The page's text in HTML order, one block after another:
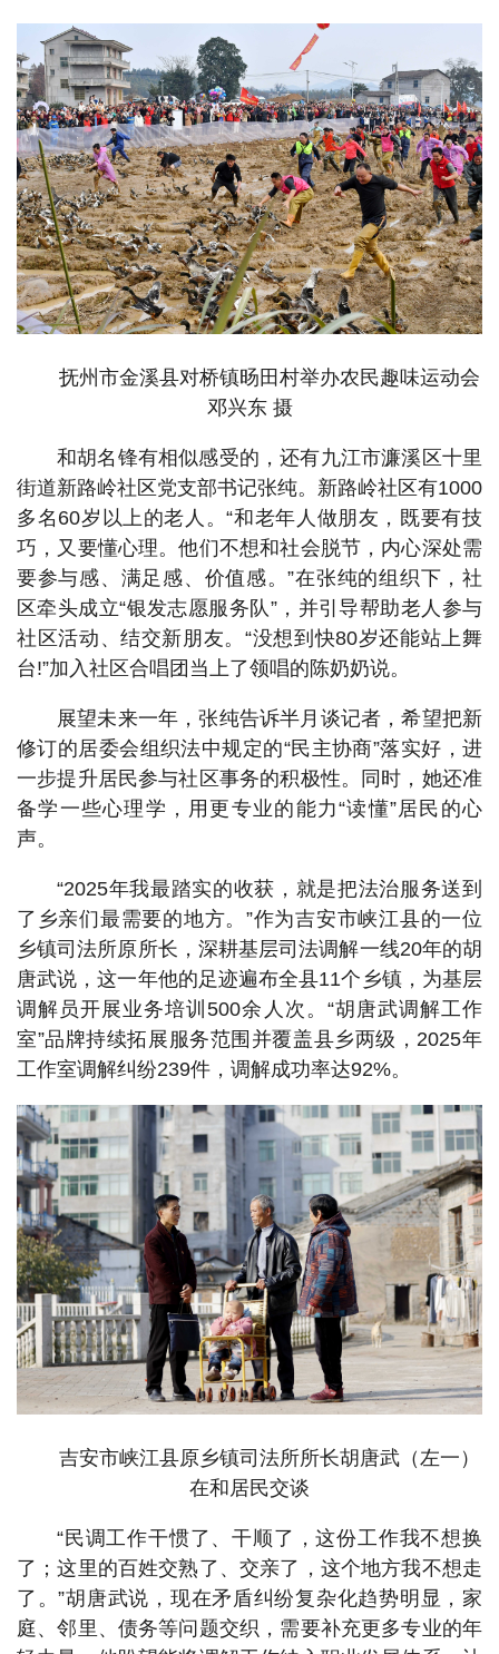
抚州市金溪县对桥镇旸田村举办农民趣味运动会
邓兴东 摄
和胡名锋有相似感受的，还有九江市濂溪区十里
街道新路岭社区党支部书记张纯。新路岭社区有1000
多名60岁以上的老人。“和老年人做朋友，既要有技
巧，又要懂心理。他们不想和社会脱节，内心深处需
要参与感、满足感、价值感。”在张纯的组织下，社
区牵头成立“银发志愿服务队”，并引导帮助老人参与
社区活动、结交新朋友。“没想到快80岁还能站上舞
台!”加入社区合唱团当上了领唱的陈奶奶说。
展望未来一年，张纯告诉半月谈记者，希望把新
修订的居委会组织法中规定的“民主协商”落实好，进
一步提升居民参与社区事务的积极性。同时，她还准
备学一些心理学，用更专业的能力“读懂”居民的心
声。
“2025年我最踏实的收获，就是把法治服务送到
了乡亲们最需要的地方。”作为吉安市峡江县的一位
乡镇司法所原所长，深耕基层司法调解一线20年的胡
唐武说，这一年他的足迹遍布全县11个乡镇，为基层
调解员开展业务培训500余人次。“胡唐武调解工作
室”品牌持续拓展服务范围并覆盖县乡两级，2025年
工作室调解纠纷239件，调解成功率达92%。
吉安市峡江县原乡镇司法所所长胡唐武（左一）
在和居民交谈
“民调工作干惯了、干顺了，这份工作我不想换
了；这里的百姓交熟了、交亲了，这个地方我不想走
了。”胡唐武说，现在矛盾纠纷复杂化趋势明显，家
庭、邻里、债务等问题交织，需要补充更多专业的年